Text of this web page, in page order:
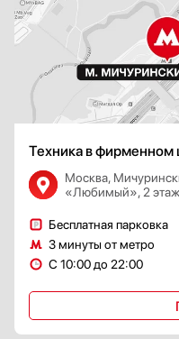
Техника в фирменном
Москва,
«Любимый», 2 этаж
Бесплатная парковка
3 минуты от метро
С 10:00 до 22:00